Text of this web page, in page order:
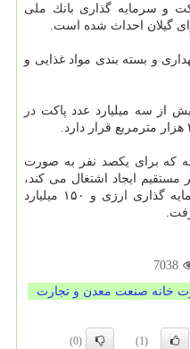
و سرمایه گذاری بانك ملی
گیلان احداث شده است.
و بسته بندی مواد غذایی و
از سه میلیارد عدد پاكت در
كه برای یكصد نفر به صورت
ایجاد اشتغال می كند،
هشت میلیون و ۵۰۰ هزار دلار سرمایه گذاری ارزی و ۱۵۰ میلیارد
7038
خانه صنعت معدن و تجارت
(1)
(0)